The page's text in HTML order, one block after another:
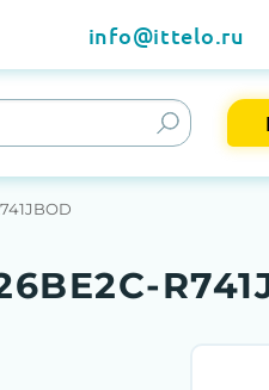
info@ittelo.ru